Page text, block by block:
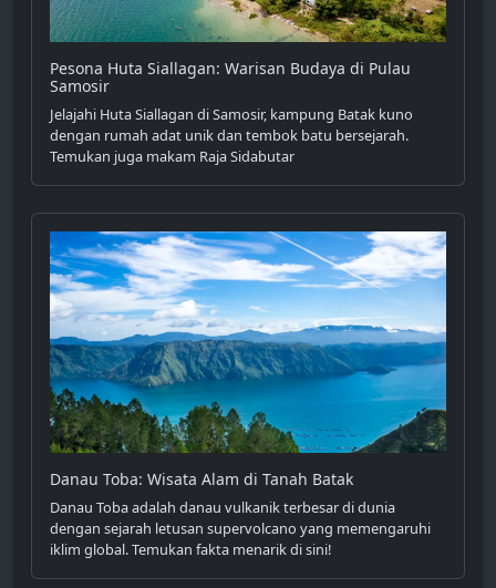
Pesona Huta Siallagan: Warisan Budaya di Pulau
Samosir
Jelajahi Huta Siallagan di Samosir, kampung Batak kuno
dengan rumah adat unik dan tembok batu bersejarah.
Temukan juga makam Raja Sidabutar
Danau Toba: Wisata Alam di Tanah Batak
Danau Toba adalah danau vulkanik terbesar di dunia
dengan sejarah letusan supervolcano yang memengaruhi
iklim global. Temukan fakta menarik di sini!